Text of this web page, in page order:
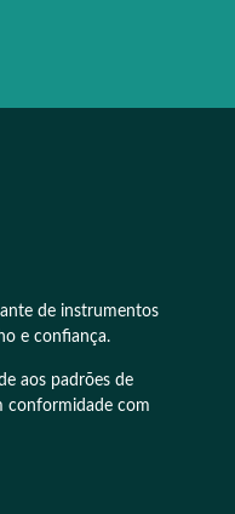
de instrumentos
e confiança.
aos padrões de
conformidade com